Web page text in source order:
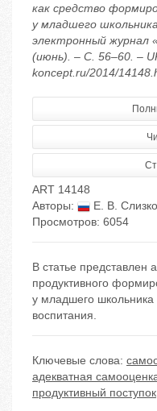
как средство
у младшего
электронный журнал
(июнь). – С. 56–60. –
koncept.ru/2014/
ART 14148
Авторы:
Е. В.
Просмотров: 6054
В статье представлен
продуктивного
у младшего школьника
воспитания.
Ключевые слова:
адекватная
продуктивный поступок